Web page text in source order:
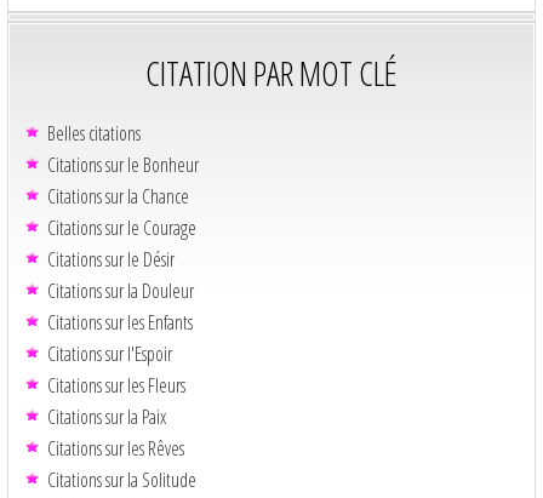
CITATION PAR MOT CLÉ
Belles citations
Citations sur le Bonheur
Citations sur la Chance
Citations sur le Courage
Citations sur le Désir
Citations sur la Douleur
Citations sur les Enfants
Citations sur l'Espoir
Citations sur les Fleurs
Citations sur la Paix
Citations sur les Rêves
Citations sur la Solitude